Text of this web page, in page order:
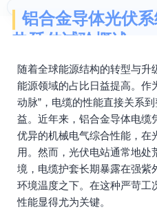
铝合金导体光伏
热延伸试验概述
随着全球能源结构的转型与升
能源领域的占比日益提高。作
动脉”，电缆的性能直接关系
益。近年来，铝合金导体电缆
优异的机械电气综合性能，在
用。然而，光伏电站通常地处
境，电缆护套长期暴露在强紫
环境温度之下。在这种严苛工
性能显得尤为关键。